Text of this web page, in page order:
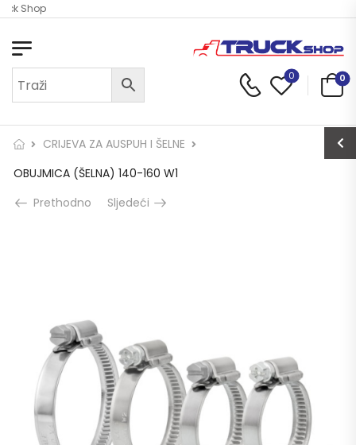
Shop
0 0
CRIJEVA ZA AUSPUH I ŠELNE
OBUJMICA (ŠELNA) 140-160 W1
Prethodno
Sljedeći